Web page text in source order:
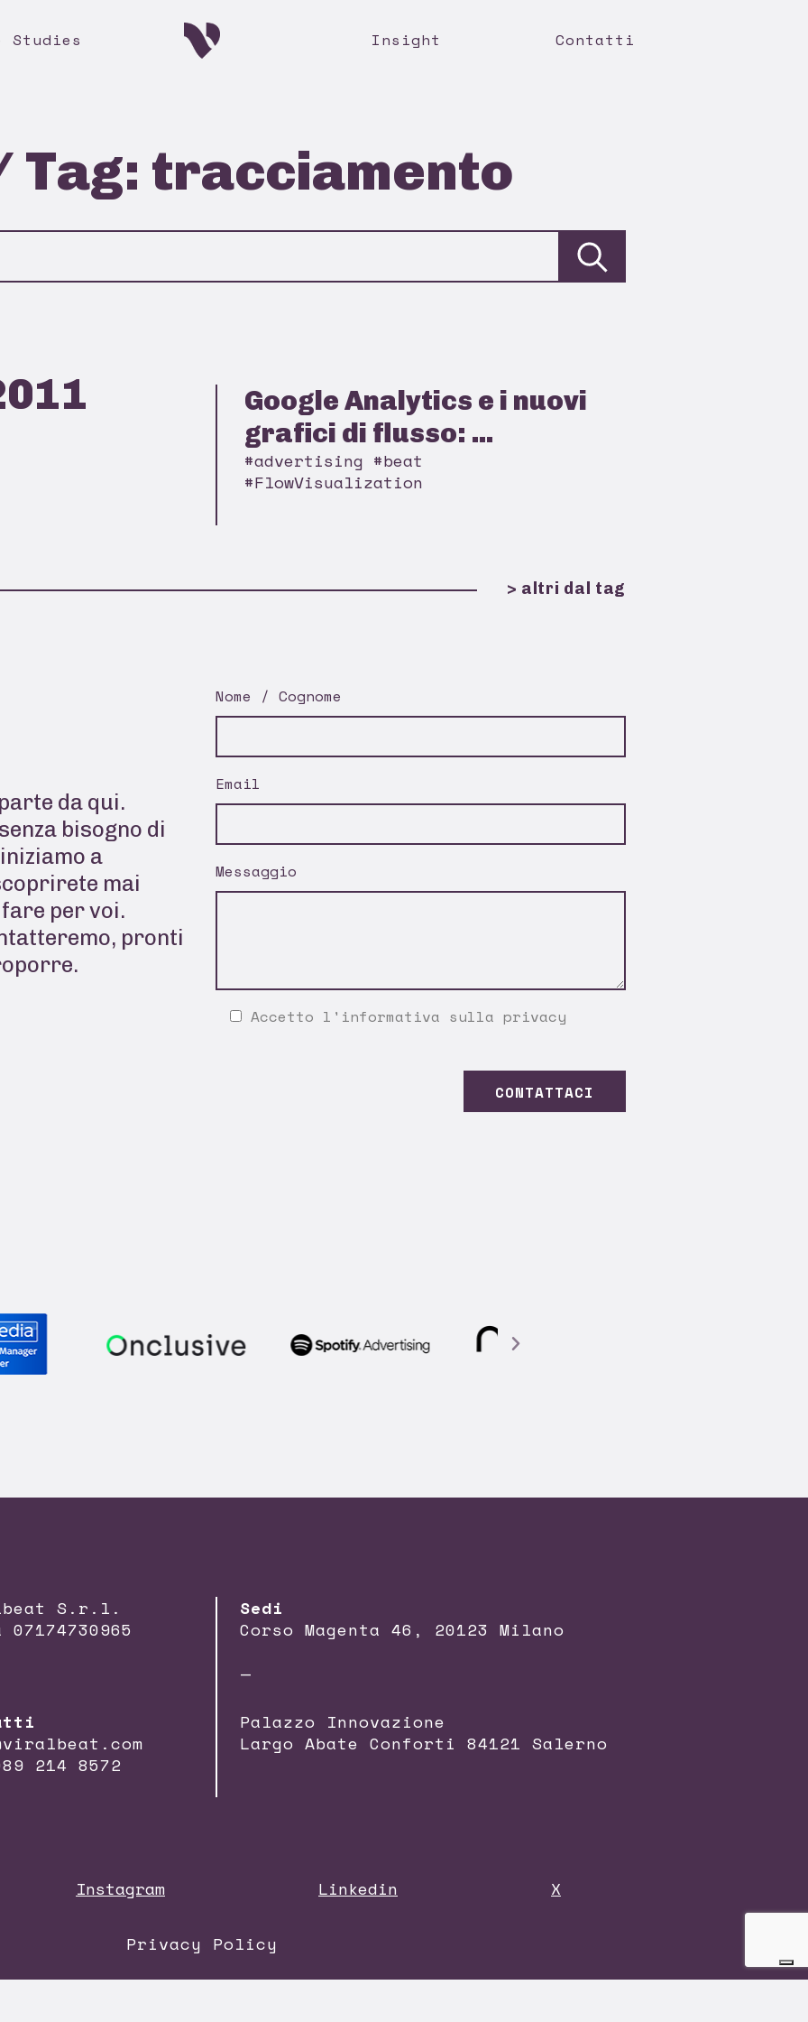
Studies Insight Contatti
tracciamento
Google Analytics e i nuovi
grafici di flusso: ...
#advertising #beat
#FlowVisualization
> altri dal tag
da qui.
bisogno di
a
mai
per voi.
pronti
Nome / Cognome
Email
Messaggio
Accetto l' informativa sulla privacy
S.r.l.
214 8572
Sedi
Corso Magenta 46, 20123 Milano
—
Palazzo Innovazione
Largo Abate Conforti 84121 Salerno
Instagram Linkedin X
Privacy Policy